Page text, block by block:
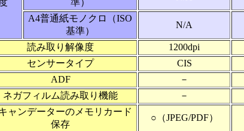
度
準）
A4普通紙モノクロ（ISO
基準）
N/A
読み取り解像度 1200dpi
センサータイプ
CIS
ADF
－
ネガフィルム読み取り機能
－
ャンデーターのメモリカード
保存
○（JPEG/PDF）